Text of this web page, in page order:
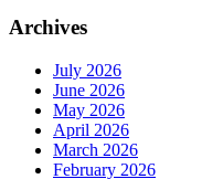
Archives
July 2026
June 2026
May 2026
April 2026
March 2026
February 2026